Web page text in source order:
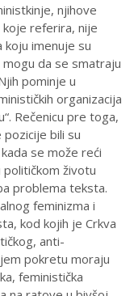
njihove
referira, nije
koju imenuje su
mogu da se smatraju
pominje u
organizacija
Rečenicu pre toga,
bili su
se može reći
političkom životu
problema teksta.
feminizma i
kod kojih je Crkva
anti-
pokretu moraju
feministička